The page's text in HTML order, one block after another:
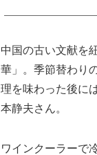
中国の古い文献を
華」。季節替わり
理を味わった後に
本静夫さん。
ワインクーラーで